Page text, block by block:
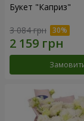
Букет "Каприз"
3 084 грн